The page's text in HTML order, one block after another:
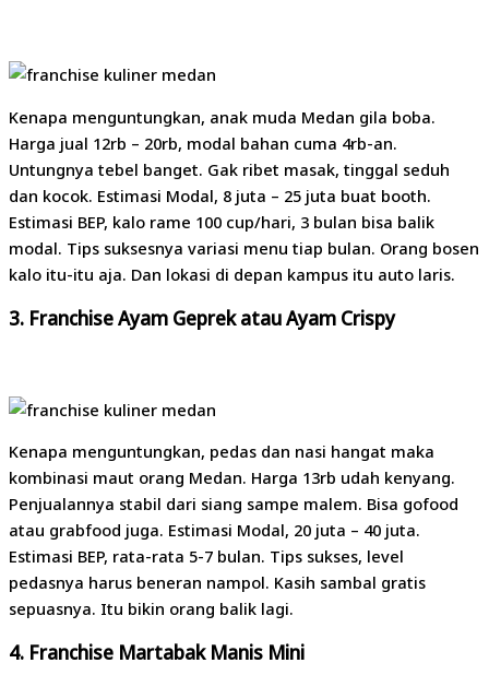
Kenapa menguntungkan, anak muda Medan gila boba.
Harga jual 12rb – 20rb, modal bahan cuma 4rb-an.
Untungnya tebel banget. Gak ribet masak, tinggal seduh
dan kocok. Estimasi Modal, 8 juta – 25 juta buat booth.
Estimasi BEP, kalo rame 100 cup/hari, 3 bulan bisa balik
modal. Tips suksesnya variasi menu tiap bulan. Orang bosen
kalo itu-itu aja. Dan lokasi di depan kampus itu auto laris.
3. Franchise Ayam Geprek atau Ayam Crispy
Kenapa menguntungkan, pedas dan nasi hangat maka
kombinasi maut orang Medan. Harga 13rb udah kenyang.
Penjualannya stabil dari siang sampe malem. Bisa gofood
atau grabfood juga. Estimasi Modal, 20 juta – 40 juta.
Estimasi BEP, rata-rata 5-7 bulan. Tips sukses, level
pedasnya harus beneran nampol. Kasih sambal gratis
sepuasnya. Itu bikin orang balik lagi.
4. Franchise Martabak Manis Mini